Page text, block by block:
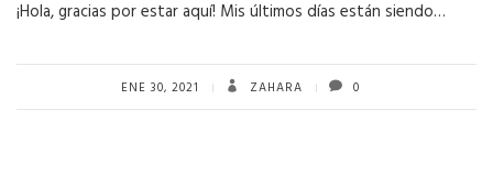
¡Hola, gracias por estar aquí! Mis últimos días están siendo…
ENE 30, 2021 ZAHARA 0